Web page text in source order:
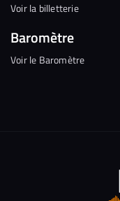
Voir la billetterie
Baromètre
Voir le Baromètre